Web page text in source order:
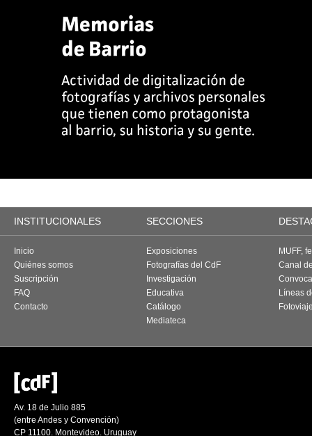
INSTITUCIONALES SECCIONES
Inicio
Quiénes somos
Suscripción
FAQ
Contacto
Exposiciones
Fotografías del CdF
Investigación
Educativa
Catálogo
Mediateca
MUFF,
Canal
Líneas
Av. 18 de Julio 885
(entre Andes y Convención)
CP 11100. Montevideo. Uruguay